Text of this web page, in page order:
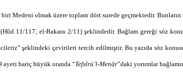
Medeni olmak üzere toplam dört surede geçmektedir.
(Hûd 11/117; el-Bakara 2/11) şeklindedir. Bağlam gereği söz
şeklindeki çevirileri tercih edilmiştir. Bu yazıda söz
ayeti hariç büyük oranda “Tefsîrü’l-Menâr”daki yorumlar